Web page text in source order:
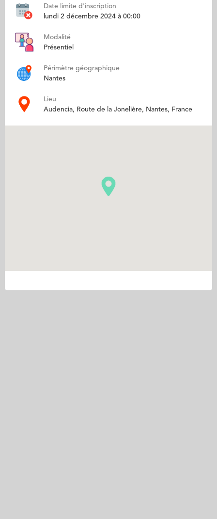
Date limite d'inscription
lundi 2 décembre 2024 à 00:00
Modalité
Présentiel
Périmètre géographique
Nantes
Lieu
Audencia, Route de la Jonelière, Nantes, France